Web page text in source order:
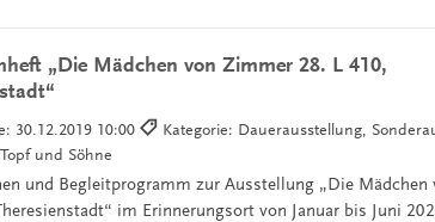
„Die Mädchen von Zimmer 28. L 410,
30.12.2019 10:00
Kategorie: Dauerausstellung,
und Söhne
und Begleitprogramm zur Ausstellung „Die Mädchen
im Erinnerungsort von Januar bis Juni